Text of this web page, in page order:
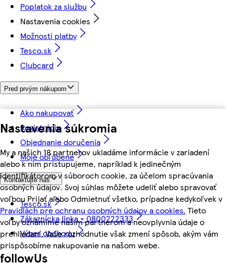
Nastavenia súkromia
My a našich 18 partnerov ukladáme informácie v zariadení
alebo k nim pristupujeme, napríklad k jedinečným
identifikátorom v súboroch cookie, za účelom spracúvania
osobných údajov. Svoj súhlas môžete udeliť alebo spravovať
voľbou Prijať alebo Odmietnuť všetko, prípadne kedykoľvek v
Pravidlách pre ochranu osobných údajov a cookies. Tieto
voľby oznámime našim partnerom a neovplyvnia údaje o
prehliadaní. Vaše rozhodnutie však zmení spôsob, akým vám
prispôsobíme nakupovanie na našom webe.
Poplatok za službu
Nastavenia cookies
Možnosti platby
Tesco.sk
Clubcard
Pred prvým nákupom
Ako nakupovať
Registrácia
Objednanie doručenia
Moje obľúbené
Kontaktujte nás
Tesco.sk
Zákaznícka linka - 0800222333
Výber obchodu
followUs